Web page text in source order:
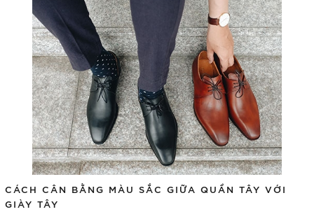
CÁCH CÂN BẰNG MÀU SẮC GIỮA QUẦN TÂY VỚI
GIÀY TÂY